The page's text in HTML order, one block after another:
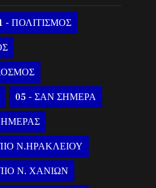
- ΠΟΛΙΤΙΣΜΟΣ
05 - ΣΑΝ ΣΗΜΕΡΑ
ΗΜΕΡΑΣ
Ν.ΗΡΑΚΛΕΙΟΥ
Ν. ΧΑΝΙΩΝ